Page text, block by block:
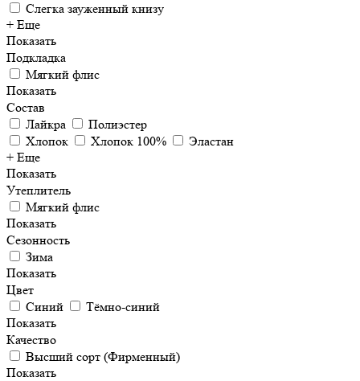
Слегка зауженный книзу
+ Еще
Показать
Подкладка
Мягкий флис
Показать
Состав
Лайкра
Полиэстер
Хлопок
Хлопок 100%
Эластан
+ Еще
Показать
Утеплитель
Мягкий флис
Показать
Сезонность
Зима
Показать
Цвет
Синий
Тёмно-синий
Показать
Качество
Высший сорт (Фирменный)
Показать